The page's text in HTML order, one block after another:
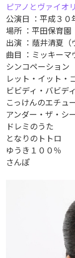
ピアノとヴァイオ
公演日 ：平成３０
場所 ：平田保育園
出演 ：蔭井清夏（
曲目 ：ミッキーマ
シンコペーション
レット・イット・
ビビディ・バビデ
こっけんのエチュ
アンダー・ザ・シ
ドレミのうた
となりのトトロ
ゆうき１００％
さんぽ